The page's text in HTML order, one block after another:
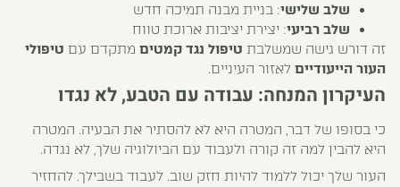
שלב שלישי: בניית מבנה תמיכה חדש
שלב רביעי: יצירת יציבות ארוכת טווח
זה דורש גישה שמשלבת טיפול נגד קמטים מתקדם עם טיפולי
העור הייעודיים לאזור העיניים.
העיקרון המנחה: עבודה עם הטבע, לא נגדו
כי בסופו של דבר, המטרה היא לא להסתיר את הבעיה. המטרה
היא להבין למה זה קורה ולעבוד עם הביולוגיה שלך, לא נגדה.
העור שלך יכול ללמוד להיות חזק שוב. לעבוד בשבילך. להחזיר